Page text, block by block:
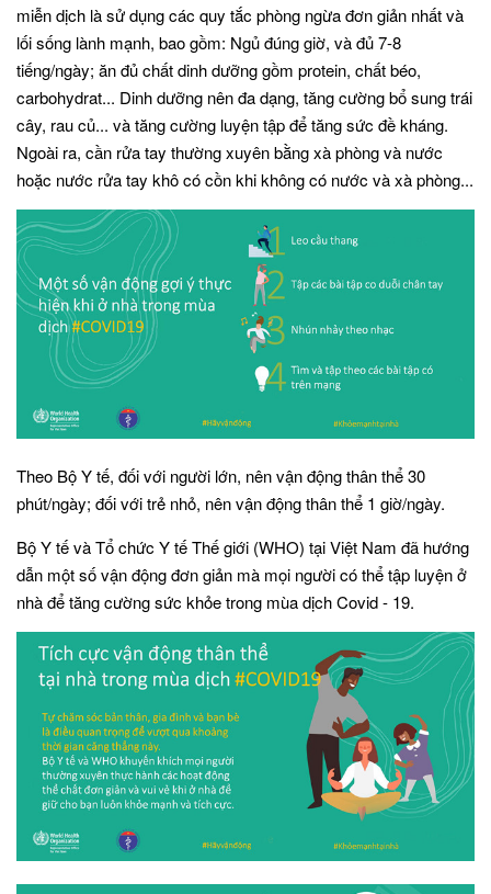
miễn dịch là sử dụng các quy tắc phòng ngừa đơn giản nhất và
lối sống lành mạnh, bao gồm: Ngủ đúng giờ, và đủ 7-8
tiếng/ngày; ăn đủ chất dinh dưỡng gồm protein, chất béo,
carbohydrat... Dinh dưỡng nên đa dạng, tăng cường bổ sung trái
cây, rau củ... và tăng cường luyện tập để tăng sức đề kháng.
Ngoài ra, cần rửa tay thường xuyên bằng xà phòng và nước
hoặc nước rửa tay khô có cồn khi không có nước và xà phòng...
Theo Bộ Y tế, đối với người lớn, nên vận động thân thể 30
phút/ngày; đối với trẻ nhỏ, nên vận động thân thể 1 giờ/ngày.
Bộ Y tế và Tổ chức Y tế Thế giới (WHO) tại Việt Nam đã hướng
dẫn một số vận động đơn giản mà mọi người có thể tập luyện ở
nhà để tăng cường sức khỏe trong mùa dịch Covid - 19.